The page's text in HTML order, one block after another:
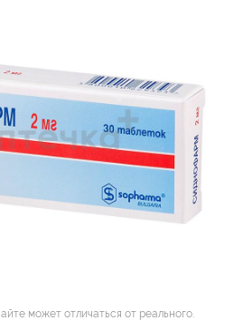
может отличаться от реального.